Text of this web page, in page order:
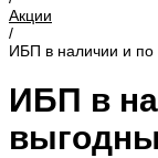
Акции
/
ИБП в наличии и
ИБП в